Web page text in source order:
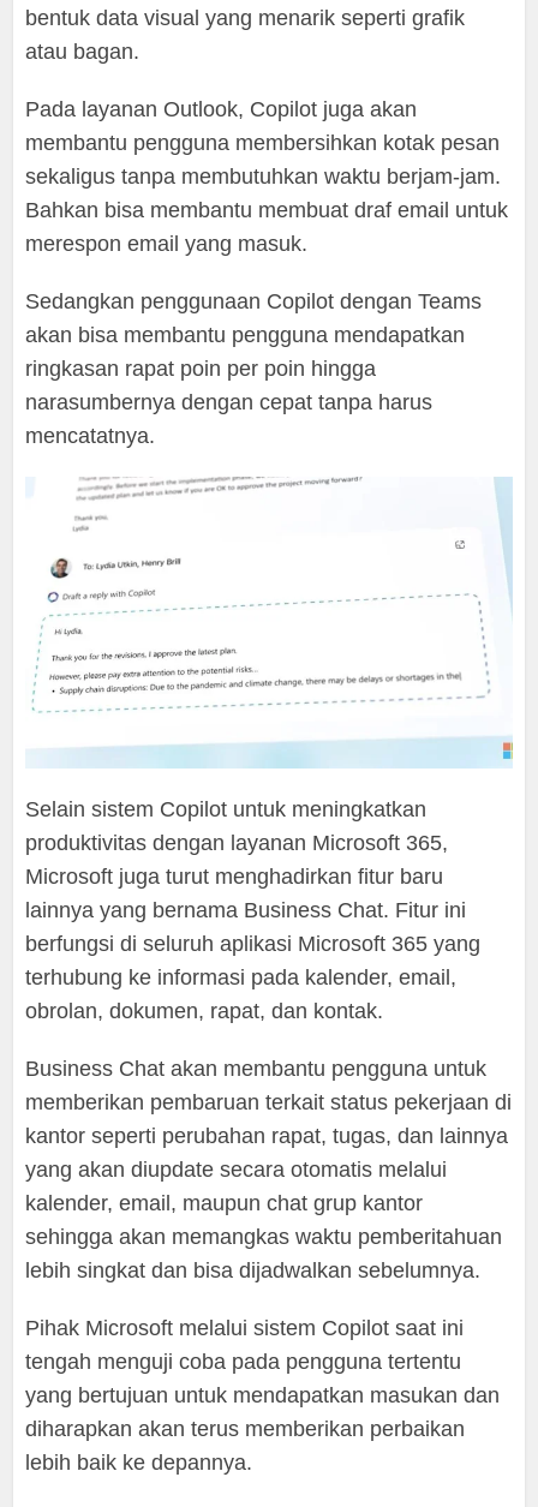
bentuk data visual yang menarik seperti grafik
atau bagan.
Pada layanan Outlook, Copilot juga akan
membantu pengguna membersihkan kotak pesan
sekaligus tanpa membutuhkan waktu berjam-jam.
Bahkan bisa membantu membuat draf email untuk
merespon email yang masuk.
Sedangkan penggunaan Copilot dengan Teams
akan bisa membantu pengguna mendapatkan
ringkasan rapat poin per poin hingga
narasumbernya dengan cepat tanpa harus
mencatatnya.
Selain sistem Copilot untuk meningkatkan
produktivitas dengan layanan Microsoft 365,
Microsoft juga turut menghadirkan fitur baru
lainnya yang bernama Business Chat. Fitur ini
berfungsi di seluruh aplikasi Microsoft 365 yang
terhubung ke informasi pada kalender, email,
obrolan, dokumen, rapat, dan kontak.
Business Chat akan membantu pengguna untuk
memberikan pembaruan terkait status pekerjaan di
kantor seperti perubahan rapat, tugas, dan lainnya
yang akan diupdate secara otomatis melalui
kalender, email, maupun chat grup kantor
sehingga akan memangkas waktu pemberitahuan
lebih singkat dan bisa dijadwalkan sebelumnya.
Pihak Microsoft melalui sistem Copilot saat ini
tengah menguji coba pada pengguna tertentu
yang bertujuan untuk mendapatkan masukan dan
diharapkan akan terus memberikan perbaikan
lebih baik ke depannya.